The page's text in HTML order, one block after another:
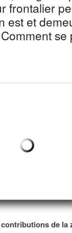
frontalier
est et
de